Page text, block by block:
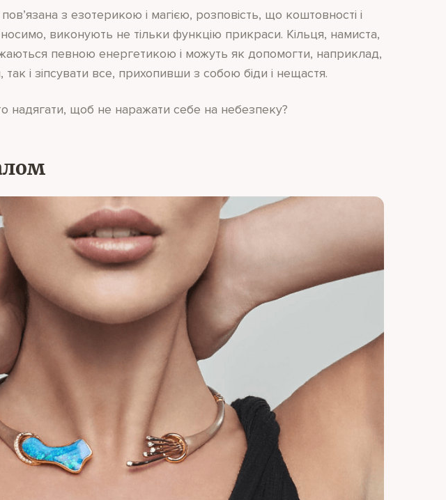
з езотерикою і магією, розповість, що коштовності і
виконують не тільки функцію прикраси. Кільця, намиста,
певною енергетикою і можуть як допомогти, наприклад,
і зіпсувати все, прихопивши з собою біди і нещастя.
надягати, щоб не наражати себе на небезпеку?